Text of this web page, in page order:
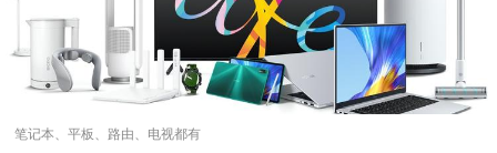
笔记本、平板、路由、电视都有